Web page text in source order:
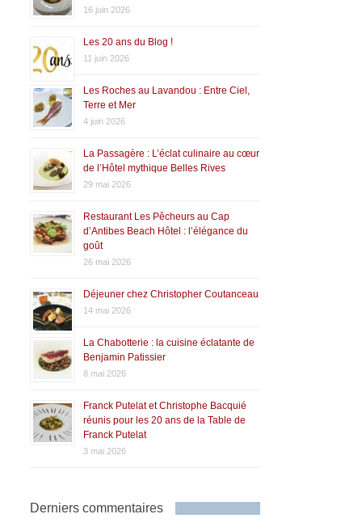
16 juin 2026
Les 20 ans du Blog !
11 juin 2026
Les Roches au Lavandou : Entre Ciel,
Terre et Mer
4 juin 2026
La Passagère : L’éclat culinaire au cœur
de l’Hôtel mythique Belles Rives
29 mai 2026
Restaurant Les Pêcheurs au Cap
d’Antibes Beach Hôtel : l’élégance du
goût
26 mai 2026
Déjeuner chez Christopher Coutanceau
14 mai 2026
La Chabotterie : la cuisine éclatante de
Benjamin Patissier
8 mai 2026
Franck Putelat et Christophe Bacquié
réunis pour les 20 ans de la Table de
Franck Putelat
3 mai 2026
Derniers commentaires